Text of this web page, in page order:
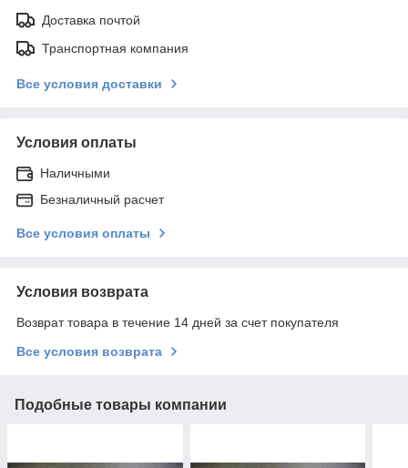
Доставка почтой
Транспортная компания
Все условия доставки
Условия оплаты
Наличными
Безналичный расчет
Все условия оплаты
Условия возврата
Возврат товара в течение 14 дней за счет покупателя
Все условия возврата
Подобные товары компании